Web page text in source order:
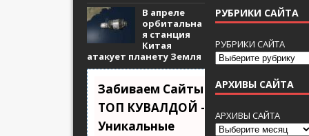
В апреле
орбитальна
я станция
Китая
атакует планету Земля
Забиваем Сайты В
ТОП КУВАЛДОЙ -
Уникальные
РУБРИКИ САЙТА
РУБРИКИ САЙТА
АРХИВЫ САЙТА
АРХИВЫ САЙТА